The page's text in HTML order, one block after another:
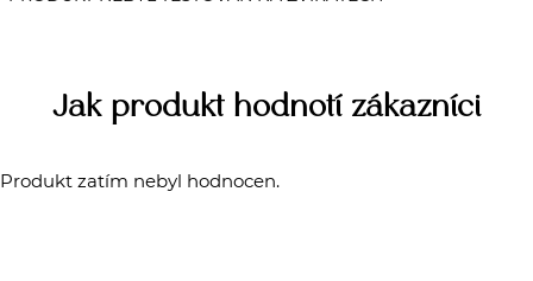
Jak produkt hodnotí zákazníci
Produkt zatím nebyl hodnocen.